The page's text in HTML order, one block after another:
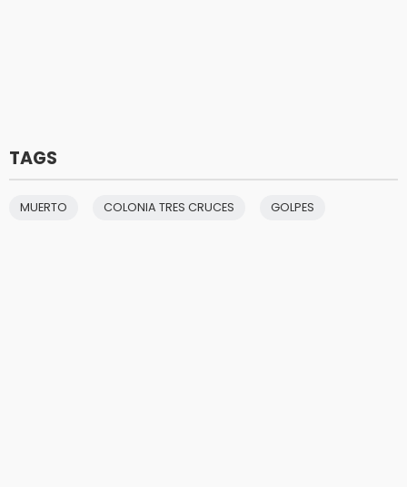
TAGS
MUERTO COLONIA TRES CRUCES GOLPES